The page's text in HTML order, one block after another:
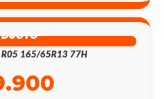
DSCTO
R05 165/65R13 77H